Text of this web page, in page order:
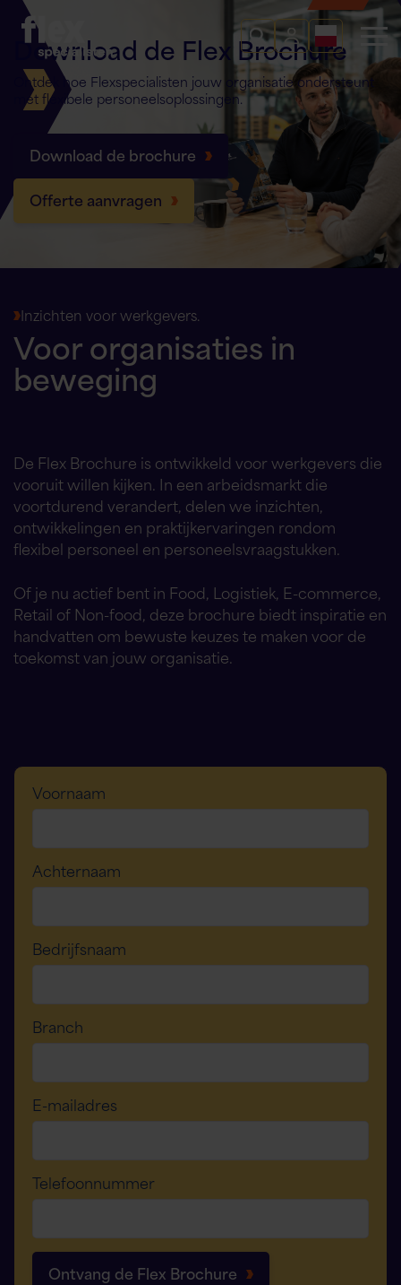
Download de Flex Brochure
Ontdek hoe Flexspecialisten jouw organisatie ondersteunt
met flexibele personeelsoplossingen.
Download de brochure
Offerte aanvragen
Inzichten voor werkgevers.
Voor organisaties in
beweging
De Flex Brochure is ontwikkeld voor werkgevers die
vooruit willen kijken. In een arbeidsmarkt die
voortdurend verandert, delen we inzichten,
ontwikkelingen en praktijkervaringen rondom
flexibel personeel en personeelsvraagstukken.
Of je nu actief bent in Food, Logistiek, E-commerce,
Retail of Non-food, deze brochure biedt inspiratie en
handvatten om bewuste keuzes te maken voor de
toekomst van jouw organisatie.
Voornaam
Achternaam
Bedrijfsnaam
Branch
E-mailadres
Telefoonnummer
Ontvang de Flex Brochure